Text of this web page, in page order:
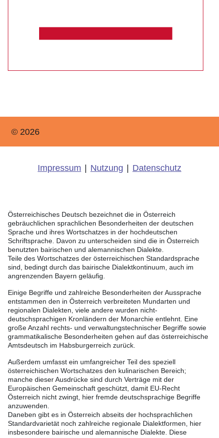
© 2026
Impressum Nutzung Datenschutz
Österreichisches Deutsch bezeichnet die in Österreich
gebräuchlichen sprachlichen Besonderheiten der deutschen
Sprache und ihres Wortschatzes in der hochdeutschen
Schriftsprache. Davon zu unterscheiden sind die in Österreich
benutzten bairischen und alemannischen Dialekte.
Teile des Wortschatzes der österreichischen Standardsprache
sind, bedingt durch das bairische Dialektkontinuum, auch im
angrenzenden Bayern geläufig.
Einige Begriffe und zahlreiche Besonderheiten der Aussprache
entstammen den in Österreich verbreiteten Mundarten und
regionalen Dialekten, viele andere wurden nicht-
deutschsprachigen Kronländern der Monarchie entlehnt. Eine
große Anzahl rechts- und verwaltungstechnischer Begriffe sowie
grammatikalische Besonderheiten gehen auf das österreichische
Amtsdeutsch im Habsburgerreich zurück.
Außerdem umfasst ein umfangreicher Teil des speziell
österreichischen Wortschatzes den kulinarischen Bereich;
manche dieser Ausdrücke sind durch Verträge mit der
Europäischen Gemeinschaft geschützt, damit EU-Recht
Österreich nicht zwingt, hier fremde deutschsprachige Begriffe
anzuwenden.
Daneben gibt es in Österreich abseits der hochsprachlichen
Standardvarietät noch zahlreiche regionale Dialektformen, hier
insbesondere bairische und alemannische Dialekte. Diese